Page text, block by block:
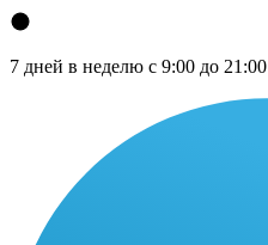
7 дней в неделю с 9:00 до 21:00